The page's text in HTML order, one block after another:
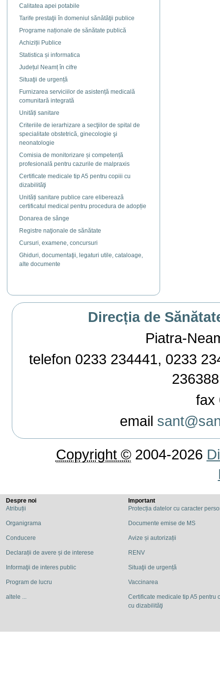
Calitatea apei potabile
Tarife prestaţii în domeniul sănătăţii publice
Programe naționale de sănătate publică
Achiziții Publice
Statistica și informatica
Județul Neamț în cifre
Situaţii de urgență
Furnizarea serviciilor de asistență medicală
comunitară integrată
Unități sanitare
Criteriile de ierarhizare a secţiilor de spital de
specialitate obstetrică, ginecologie şi
neonatologie
Comisia de monitorizare și competență
profesională pentru cazurile de malpraxis
Certificate medicale tip A5 pentru copiii cu
dizabilităţi
Unități sanitare publice care eliberează
certificatul medical pentru procedura de adopție
Donarea de sânge
Registre naţionale de sănătate
Cursuri, examene, concursuri
Ghiduri, documentaţii, legaturi utile, cataloage,
alte documente
Direcția de
Piatra-
telefon 0233 234441, 0233
fax
email
Copyright ©2004-2026
Despre noi
Atribuții
Organigrama
Conducere
Declarații de avere și de interese
Informaţii de interes public
Program de lucru
altele ...
Important
Protecția datelor cu caracter
Documente emise de MS
Avize și autorizații
RENV
Situaţii de urgență
Vaccinarea
Certificate medicale tip A5 pentru
cu dizabilităţi